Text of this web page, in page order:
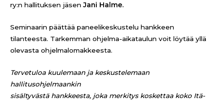
ry:n hallituksen jäsenJani Halme.
Seminaarin päättää paneelikeskustelu hankkeen
tilanteesta. Tarkemman ohjelma-aikataulun voit löytää yllä
olevasta ohjelmalomakkeesta.
Tervetuloa kuulemaan ja keskustelemaan
hallitusohjelmaankin
sisältyvästä hankkeesta, joka merkitys koskettaa koko Itä-